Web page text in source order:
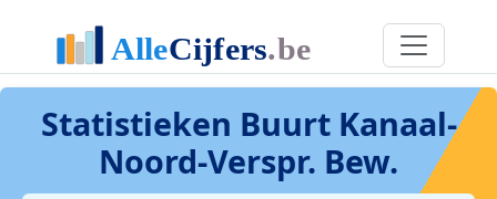
Statistieken Buurt Kanaal-
Noord-Verspr. Bew.